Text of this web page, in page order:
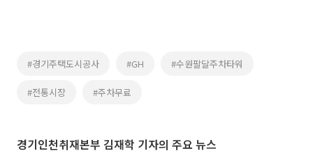
#경기주택도시공사 #GH #수원팔달주차타워
#전통시장 #주차무료
경기인천취재본부 김재학 기자의 주요 뉴스